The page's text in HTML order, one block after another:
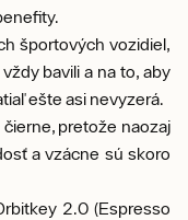
športových vozidiel,
bavili a na to, aby
ešte asi nevyzerá.
pretože naozaj
a vzácne sú skoro
2.0 (Espresso